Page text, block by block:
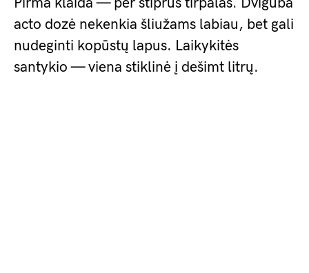
acto dozė nekenkia šliužams labiau, bet gali
nudeginti kopūstų lapus. Laikykitės
santykio — viena stiklinė į dešimt litrų.